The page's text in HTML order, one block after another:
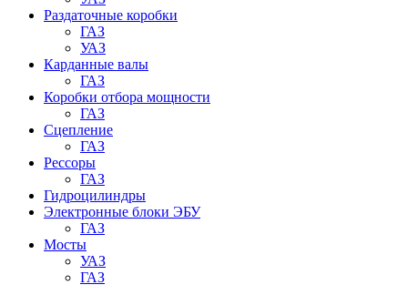
Раздаточные коробки
ГАЗ
УАЗ
Карданные валы
ГАЗ
Коробки отбора мощности
ГАЗ
Сцепление
ГАЗ
Рессоры
ГАЗ
Гидроцилиндры
Электронные блоки ЭБУ
ГАЗ
Мосты
УАЗ
ГАЗ